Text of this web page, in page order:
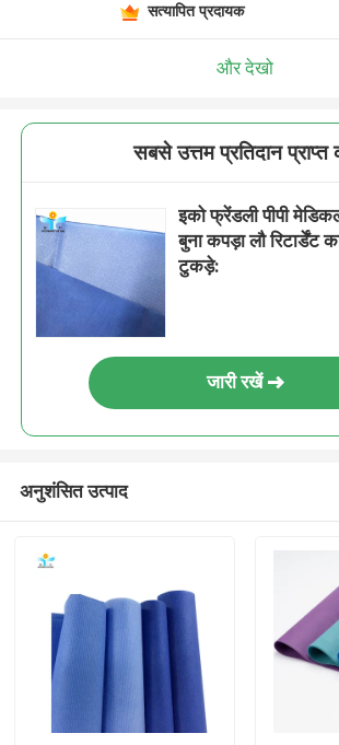
सत्यापित प्रदायक
और देखो
सबसे उत्तम प्रतिदान प्राप्त
इको फ्रेंडली पीपी
बुना कपड़ा लौ रिटार्डेंट
टुकड़े:
जारी रखें
अनुशंसित उत्पाद